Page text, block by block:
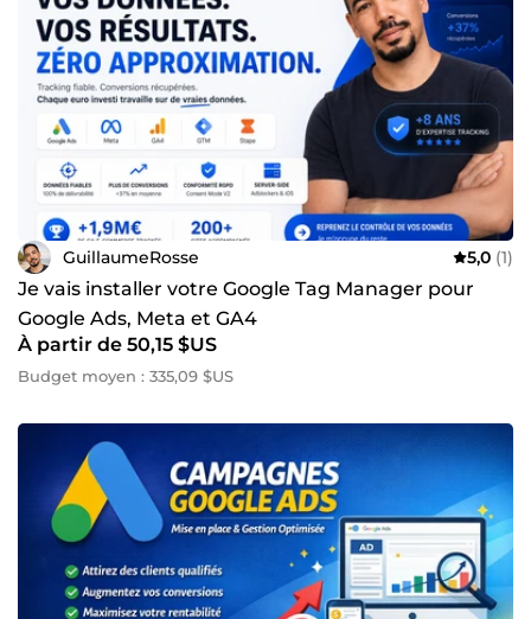
GuillaumeRosse 5,0 (1)
Je vais installer votre Google Tag Manager pour
Google Ads, Meta et GA4
À partir de 50,15 $US
Budget moyen : 335,09 $US